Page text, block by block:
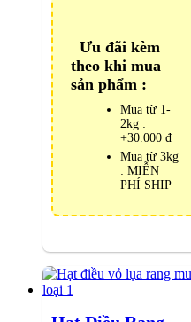
Ưu đãi kèm
theo khi mua
sản phẩm :
Mua từ 1-
2kg :
+30.000 đ
Mua từ 3kg
: MIỄN
PHÍ SHIP